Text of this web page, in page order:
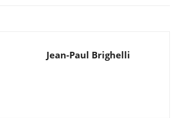
Jean-Paul Brighelli